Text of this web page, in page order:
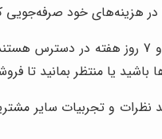
در هزینه‌های خود
فروشگاه‌های آنلاین به صورت 24
یا منتظر بمانید تا
نظرات و تجربیات سایر